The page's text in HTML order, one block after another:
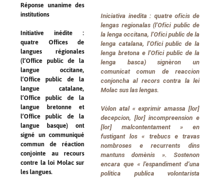
Réponse unanime des
institutions
Initiative inédite :
quatre Offices de
langues régionales
(l’Office public de la
langue occitane,
l’Office public de la
langue catalane,
l’Office public de la
langue bretonne et
l’Office public de la
langue basque) ont
signé un communiqué
commun de réaction
conjointe au recours
contre la loi Molac sur
les langues.
Iniciativa inedita : quatre oficis de
lengas regionalas (l’Ofici public de
la lenga occitana, l’Ofici public de la
lenga catalana, l’Ofici public de la
lenga bretona e l’Ofici public de la
lenga basca) signèron un
comunicat comun de reaccion
conjoncha al recors contra la lei
Molac sus las lengas.
Vòlon atal « exprimir amassa [lor]
decepcion, [lor] incompreension e
[lor] malcontentament» en
fustigant los « trebucs e travas
nombroses e recurrents dins
mantuns domènis ». Sostenon
encara que «l’espandiment d’una
politica publica volontarista